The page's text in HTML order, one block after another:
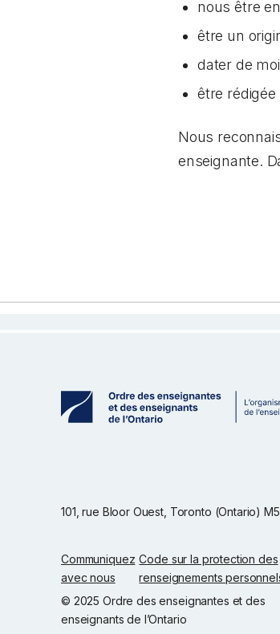
nous être
être un
dater de
être
Nous
enseignante.
101, rue Bloor Ouest, Toronto (Ontario)
Communiquez
avec nous
Code sur la protection des
renseignements
© 2025 Ordre des enseignantes et des
enseignants de l’Ontario